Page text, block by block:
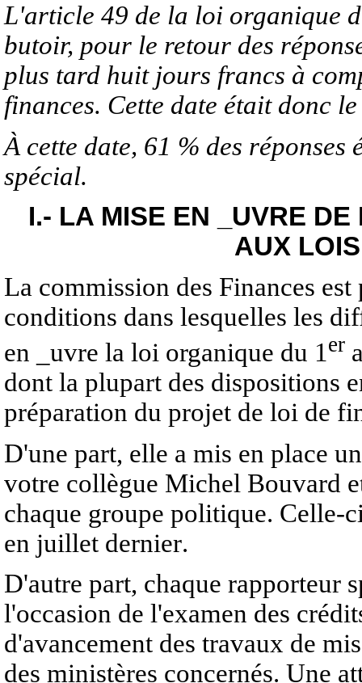
L'article 49 de la loi organique
butoir, pour le retour des
plus tard huit jours francs à
finances. Cette date était donc
À cette date, 61 % des
spécial.
I.- LA MISE EN _UVRE
AUX
La commission des Finances
conditions dans lesquelles les
en _uvre la loi organique du 1er
dont la plupart des dispositions
préparation du projet de loi de
D'une part, elle a mis en place
votre collègue Michel Bouvard
chaque groupe politique. Celle-
en juillet dernier.
D'autre part, chaque rapporteur
l'occasion de l'examen des
d'avancement des travaux de
des ministères concernés. Une